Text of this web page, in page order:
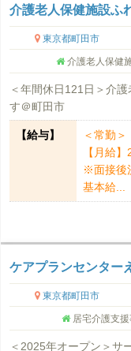
介護老人保健施設ふ
東京都町田市
介護老人保健
＜年間休日121日＞介
す＠町田市
【給与】
＜常勤＞
【月給
※面接後
基本給...
ケアプランセンター
東京都町田市
居宅介護支援
＜2025年オープン＞サ